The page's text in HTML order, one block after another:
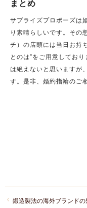
まとめ
サプライズプロポーズは
り素晴らしいです。その
チ）の店頭には当日お持
とのは”をご用意してお
は絶えないと思いますが
す。是非、婚約指輪のご
鍛造製法の海外ブランドの魅力！ドイツブランドのクリスチャ